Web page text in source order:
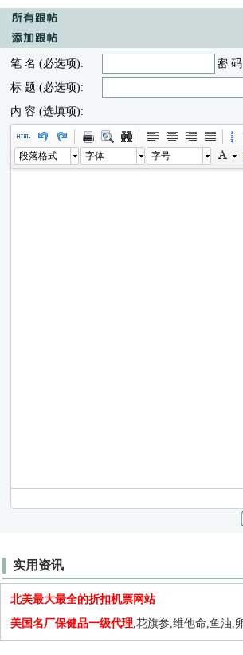
笔 名 (必选项):
密
标 题 (必选项):
内 容 (选填项):
段落格式 字体 字号
实用资讯
北美最大最全的折扣机票网站
美国名厂保健品一级代理,花旗参,维他命,鱼油,